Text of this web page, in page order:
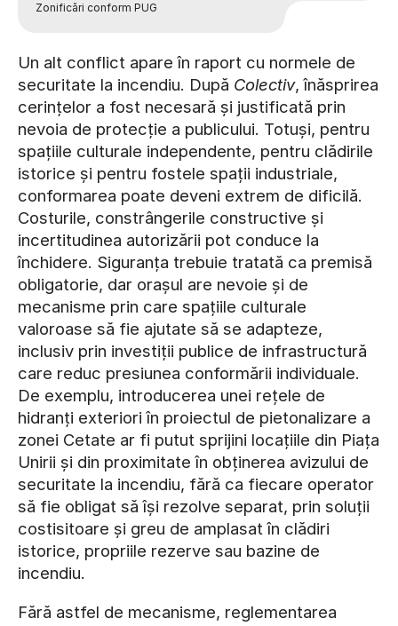
Zonificări conform PUG
Un alt conflict apare în raport cu normele de
securitate la incendiu. După Colectiv, înăsprirea
cerințelor a fost necesară și justificată prin
nevoia de protecție a publicului. Totuși, pentru
spațiile culturale independente, pentru clădirile
istorice și pentru fostele spații industriale,
conformarea poate deveni extrem de dificilă.
Costurile, constrângerile constructive și
incertitudinea autorizării pot conduce la
închidere. Siguranța trebuie tratată ca premisă
obligatorie, dar orașul are nevoie și de
mecanisme prin care spațiile culturale
valoroase să fie ajutate să se adapteze,
inclusiv prin investiții publice de infrastructură
care reduc presiunea conformării individuale.
De exemplu, introducerea unei rețele de
hidranți exteriori în proiectul de pietonalizare a
zonei Cetate ar fi putut sprijini locațiile din Piața
Unirii și din proximitate în obținerea avizului de
securitate la incendiu, fără ca fiecare operator
să fie obligat să își rezolve separat, prin soluții
costisitoare și greu de amplasat în clădiri
istorice, propriile rezerve sau bazine de
incendiu.
Fără astfel de mecanisme, reglementarea